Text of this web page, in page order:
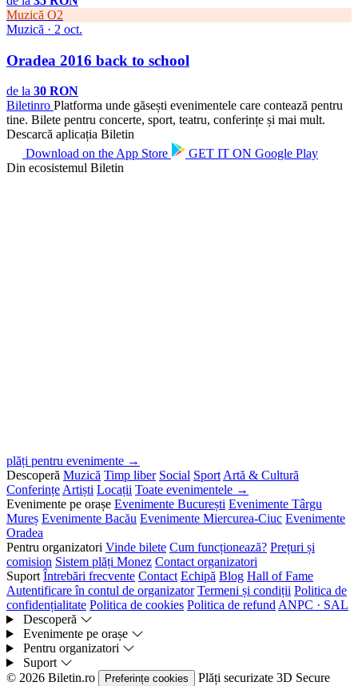
Muzică O2
Muzică · 2 oct.
Oradea 2016 back to school
de la 30 RON
Biletinro Platforma unde găsești evenimentele care contează pentru
tine. Bilete pentru concerte, sport, teatru, conferințe și mai mult.
Descarcă aplicația Biletin
Download on the App Store GET IT ON Google Play
Din ecosistemul Biletin
plăți pentru evenimente →
Descoperă Muzică Timp liber Social Sport Artă & Cultură
Conferințe Artiști Locații Toate evenimentele →
Evenimente pe orașe Evenimente București Evenimente Târgu
Mureș Evenimente Bacău Evenimente Miercurea-Ciuc Evenimente
Oradea
Pentru organizatori Vinde bilete Cum funcționează? Prețuri și
comision Sistem plăți Monez Contact organizatori
Suport Întrebări frecvente Contact Echipă Blog Hall of Fame
Autentificare în contul de organizator Termeni și condiții Politica de
confidențialitate Politica de cookies Politica de refund ANPC · SAL
Descoperă
Evenimente pe orașe
Pentru organizatori
Suport
© 2026 Biletin.ro
Preferințe cookies Plăți securizate 3D Secure